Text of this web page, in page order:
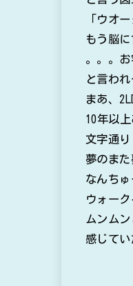
「ウオ
もう脳
。。。
と言わ
まあ、
10年以
文字通
夢のま
なんち
ウォー
ムンム
感じてい